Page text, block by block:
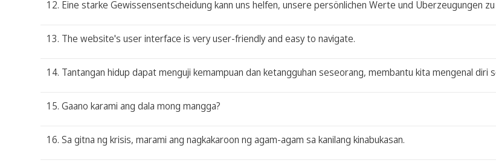
12. Eine starke Gewissensentscheidung kann uns helfen, unsere persönlichen Werte und Überzeugungen
13. The website's user interface is very user-friendly and easy to navigate.
14. Tantangan hidup dapat menguji kemampuan dan ketangguhan seseorang, membantu kita mengenal diri
15. Gaano karami ang dala mong mangga?
16. Sa gitna ng krisis, marami ang nagkakaroon ng agam-agam sa kanilang kinabukasan.